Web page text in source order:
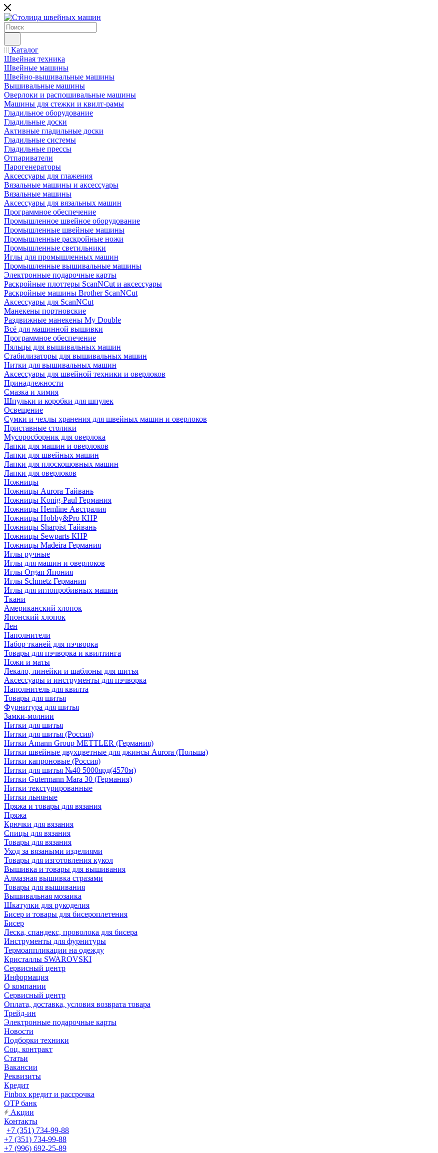
Каталог
Швейная техника
Швейные машины
Швейно-вышивальные машины
Вышивальные машины
Оверлоки и распошивальные машины
Машины для стежки и квилт-рамы
Гладильное оборудование
Гладильные доски
Активные гладильные доски
Гладильные системы
Гладильные прессы
Отпариватели
Парогенераторы
Аксессуары для глажения
Вязальные машины и аксессуары
Вязальные машины
Аксессуары для вязальных машин
Программное обеспечение
Промышленное швейное оборудование
Промышленные швейные машины
Промышленные раскройные ножи
Промышленные светильники
Иглы для промышленных машин
Промышленные вышивальные машины
Электронные подарочные карты
Раскройные плоттеры ScanNCut и аксессуары
Раскройные машины Brother ScanNCut
Аксессуары для ScanNCut
Манекены портновские
Раздвижные манекены My Double
Всё для машинной вышивки
Программное обеспечение
Пяльцы для вышивальных машин
Стабилизаторы для вышивальных машин
Нитки для вышивальных машин
Аксессуары для швейной техники и оверлоков
Принадлежности
Смазка и химия
Шпульки и коробки для шпулек
Освещение
Сумки и чехлы хранения для швейных машин и оверлоков
Приставные столики
Мусоросборник для оверлока
Лапки для машин и оверлоков
Лапки для швейных машин
Лапки для плоскошовных машин
Лапки для оверлоков
Ножницы
Ножницы Aurora Тайвань
Ножницы Konig-Paul Германия
Ножницы Hemline Австралия
Ножницы Hobby&Pro КНР
Ножницы Sharpist Тайвань
Ножницы Sewparts КНР
Ножницы Madeira Германия
Иглы ручные
Иглы для машин и оверлоков
Иглы Organ Япония
Иглы Schmetz Германия
Иглы для иглопробивных машин
Ткани
Американский хлопок
Японский хлопок
Лен
Наполнители
Набор тканей для пэчворка
Товары для пэчворка и квилтинга
Ножи и маты
Лекало, линейки и шаблоны для шитья
Аксессуары и инструменты для пэчворка
Наполнитель для квилта
Товары для шитья
Фурнитура для шитья
Замки-молнии
Нитки для шитья
Нитки для шитья (Россия)
Нитки Amann Group METTLER (Германия)
Нитки швейные двухцветные для джинсы Aurora (Польша)
Нитки капроновые (Россия)
Нитки для шитья №40 5000ярд(4570м)
Нитки Gutermann Mara 30 (Германия)
Нитки текстурированные
Нитки льняные
Пряжа и товары для вязания
Пряжа
Крючки для вязания
Спицы для вязания
Товары для вязания
Уход за вязаными изделиями
Товары для изготовления кукол
Вышивка и товары для вышивания
Алмазная вышивка стразами
Товары для вышивания
Вышивальная мозаика
Шкатулки для рукоделия
Бисер и товары для бисероплетения
Бисер
Леска, спандекс, проволока для бисера
Инструменты для фурнитуры
Термоаппликации на одежду
Кристаллы SWAROVSKI
Сервисный центр
Информация
О компании
Сервисный центр
Оплата, доставка, условия возврата товара
Трейд-ин
Электронные подарочные карты
Новости
Подборки техники
Соц. контракт
Статьи
Вакансии
Реквизиты
Кредит
Finbox кредит и рассрочка
OTP банк
Акции
Контакты
+7 (351) 734-99-88
+7 (351) 734-99-88
+7 (996) 692-25-89